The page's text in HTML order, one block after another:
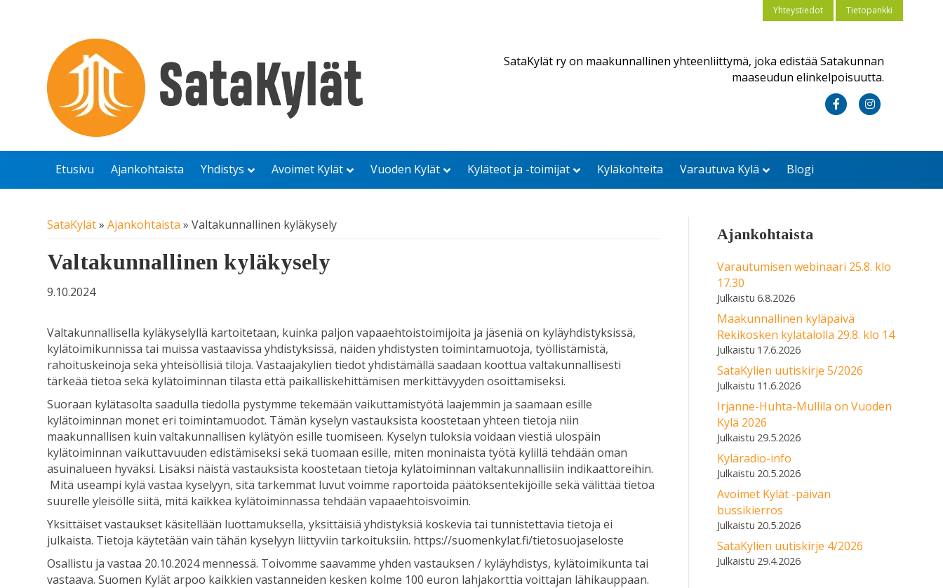
Yhteystiedot Tietopankki
SataKylät ry on maakunnallinen yhteenliittymä, joka edistää Satakunnan
maaseudun elinkelpoisuutta.
c
b
k
s
a
Etusivu Ajankohtaista Yhdistys Avoimet Kylät Vuoden Kylät Kyläteot ja -toimijat Kyläkohteita Varautuva Kylä Blogi
SataKylät»Ajankohtaista »Valtakunnallinen kyläkysely
Valtakunnallinen kyläkysely
9.10.2024
Valtakunnallisella kyläkyselyllä kartoitetaan, kuinka paljon vapaaehtoistoimijoita ja jäseniä on kyläyhdistyksissä,
kylätoimikunnissa tai muissa vastaavissa yhdistyksissä, näiden yhdistysten toimintamuotoja, työllistämistä,
rahoituskeinoja sekä yhteisöllisiä tiloja. Vastaajakylien tiedot yhdistämällä saadaan koottua valtakunnallisesti
tärkeää tietoa sekä kylätoiminnan tilasta että paikalliskehittämisen merkittävyyden osoittamiseksi.
Suoraan kylätasolta saadulla tiedolla pystymme tekemään vaikuttamistyötä laajemmin ja saamaan esille
kylätoiminnan monet eri toimintamuodot. Tämän kyselyn vastauksista koostetaan yhteen tietoja niin
maakunnallisen kuin valtakunnallisen kylätyön esille tuomiseen. Kyselyn tuloksia voidaan viestiä ulospäin
kylätoiminnan vaikuttavuuden edistämiseksi sekä tuomaan esille, miten moninaista työtä kylillä tehdään oman
asuinalueen hyväksi. Lisäksi näistä vastauksista koostetaan tietoja kylätoiminnan valtakunnallisiin indikaattoreihin.
Mitä useampi kylä vastaa kyselyyn, sitä tarkemmat luvut voimme raportoida päätöksentekijöille sekä välittää tietoa
suurelle yleisölle siitä, mitä kaikkea kylätoiminnassa tehdään vapaaehtoisvoimin.
Yksittäiset vastaukset käsitellään luottamuksella, yksittäisiä yhdistyksiä koskevia tai tunnistettavia tietoja ei
julkaista. Tietoja käytetään vain tähän kyselyyn liittyviin tarkoituksiin. https://suomenkylat.fi/tietosuojaseloste
Osallistu ja vastaa 20.10.2024 mennessä. Toivomme saavamme yhden vastauksen / kyläyhdistys, kylätoimikunta tai
vastaava. Suomen Kylät arpoo kaikkien vastanneiden kesken kolme 100 euron lahjakorttia voittajan lähikauppaan.
Ajankohtaista
Varautumisen webinaari 25.8. klo
17.30
6.8.2026
Maakunnallinen kyläpäivä
Rekikosken kylätalolla 29.8. klo 14
17.6.2026
SataKylien uutiskirje 5/2026
11.6.2026
Irjanne-Huhta-Mullila on Vuoden
Kylä 2026
29.5.2026
Kyläradio-info
20.5.2026
Avoimet Kylät -päivän
bussikierros
20.5.2026
SataKylien uutiskirje 4/2026
29.4.2026